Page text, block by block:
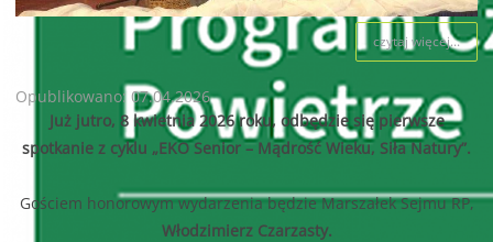
czytaj więcej...
Opublikowano: 07.04.2026
Już jutro, 8 kwietnia 2026 roku, odbędzie się pierwsze
spotkanie z cyklu „EKO Senior – Mądrość Wieku, Siła Natury”.
Gościem honorowym wydarzenia będzie Marszałek Sejmu RP,
Włodzimierz Czarzasty.